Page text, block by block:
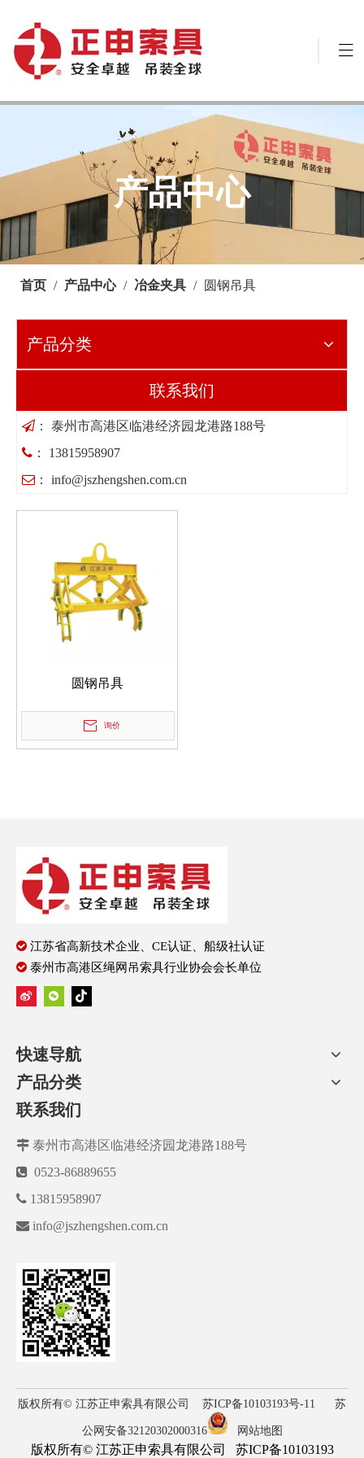
产品中心
首页 / 产品中心 / 冶金夹具 / 圆钢吊具
产品分类
联系我们
 ： 泰州市高港区临港经济园龙港路188号
 ： 13815958907
 ： info@jszhengshen.com.cn
圆钢吊具
询价
 江苏省高新技术企业、CE认证、船级社认证
 泰州市高港区绳网吊索具行业协会会长单位
快速导航
产品分类
联系我们
 泰州市高港区临港经济园龙港路188号
 0523-86889655
 13815958907
 info@jszhengshen.com.cn
版权所有© 江苏正申索具有限公司 苏ICP备10103193号-11 苏
公网安备32120302000316 网站地图
版权所有© 江苏正申索具有限公司 苏ICP备10103193